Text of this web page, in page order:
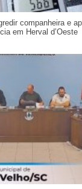
companheira e
em Herval d’Oeste